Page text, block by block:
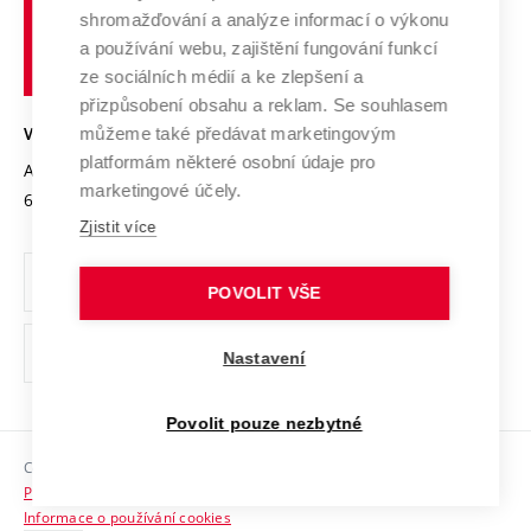
Transfer znalostí
Open Science
Projekty
Projekty ze strukturálních fondů
Specifický výzkum
Služby univerzity
Mezinárodní dohody
Univerzitní sítě
Udržitelná univerzita
Podnikavá univerzita / ContriBUTe
Bezpečná univerzita
Vyznamenání
Organizační struktura
Ochrana osobních údajů
odkaz)
Sociální bezpečí
HR Award
učení
technické
VYSOKÉ UČENÍ TECHNICKÉ V BRNĚ
Antonínská 548/1
602 00 Brno
www.vut.cz
vut@vutbr.cz
Copyright © 2026 VUT
Prohlášení o přístupnosti
Informace o používání cookies
shromažďování a analýze informací o výkonu
a používání webu, zajištění fungování funkcí
ze sociálních médií a ke zlepšení a
přizpůsobení obsahu a reklam. Se souhlasem
můžeme také předávat marketingovým
platformám některé osobní údaje pro
marketingové účely.
Zjistit více
POVOLIT VŠE
Nastavení
Povolit pouze nezbytné